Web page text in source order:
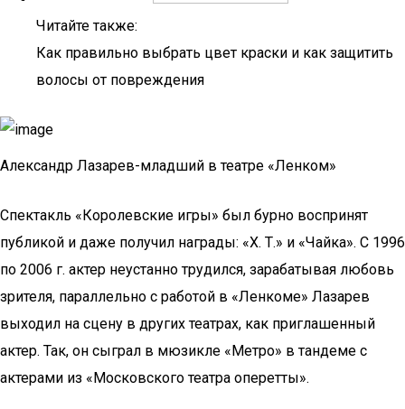
Читайте также:
Как правильно выбрать цвет краски и как защитить
волосы от повреждения
Александр Лазарев-младший в театре «Ленком»
Спектакль «Королевские игры» был бурно воспринят
публикой и даже получил награды: «Х. Т.» и «Чайка». С 1996
по 2006 г. актер неустанно трудился, зарабатывая любовь
зрителя, параллельно с работой в «Ленкоме» Лазарев
выходил на сцену в других театрах, как приглашенный
актер. Так, он сыграл в мюзикле «Метро» в тандеме с
актерами из «Московского театра оперетты».